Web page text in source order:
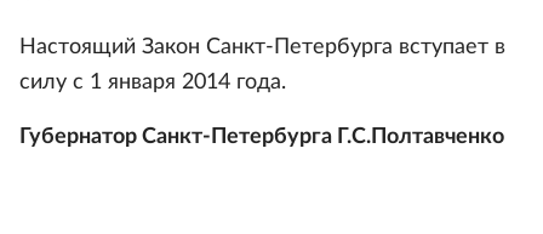
Настоящий Закон Санкт-Петербурга вступает в
силу с 1 января 2014 года.
Губернатор Санкт-Петербурга Г.С.Полтавченко